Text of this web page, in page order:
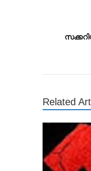
Related